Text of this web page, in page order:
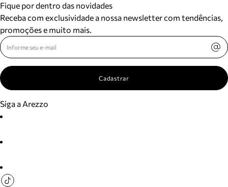
Fique por dentro das novidades
Receba com exclusividade a nossa newsletter com tendências,
promoções e muito mais.
Cadastrar
Siga a Arezzo